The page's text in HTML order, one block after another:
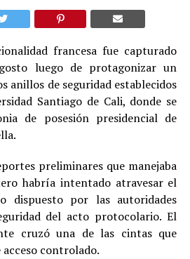
francesa fue capturado
luego de protagonizar un
anillos de seguridad establecidos
Santiago de Cali, donde se
de posesión presidencial de
preliminares que manejaba
habría intentado atravesar el
dispuesto por las autoridades
del acto protocolario. El
cruzó una de las cintas que
controlado.